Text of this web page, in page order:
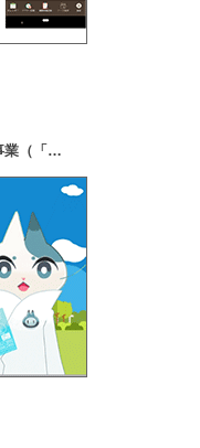
「学びと社会の連携促進事業（「未来の教室」（学びの場）創出事業）」